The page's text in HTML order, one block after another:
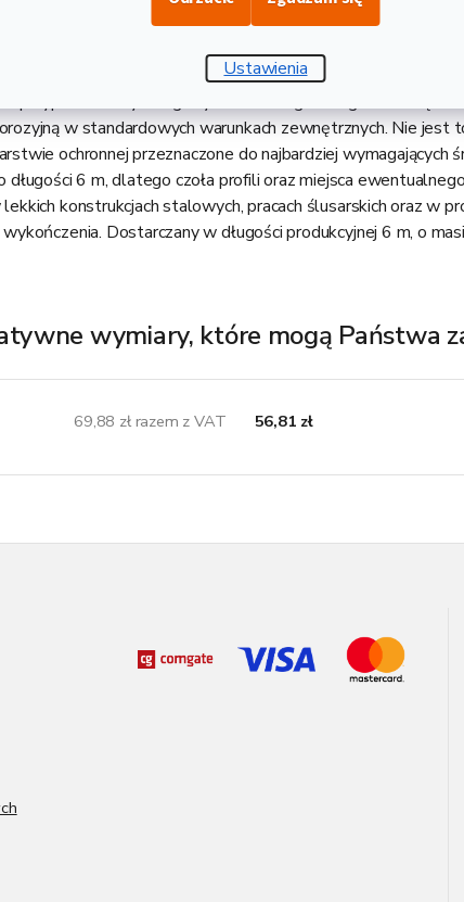
Ustawienia
30x30x1,5 to zamknięty kwadratowy profil stalowy w
1,5 mm. Profil wykonany jest ze stali konstrukcyjnej, a
w trakcie procesu produkcji materiału (DX51D).
przypadku klasycznego cynkowania ogniowego metodą
w standardowych warunkach zewnętrznych. Nie jest
ochronnej przeznaczone do najbardziej wymagających
długości 6 m, dlatego czoła profili oraz miejsca
konstrukcjach stalowych, pracach ślusarskich oraz w
Dostarczany w długości produkcyjnej 6 m, o
wymiary, które mogą Państwa
69,88 zł razem z VAT 56,81 zł